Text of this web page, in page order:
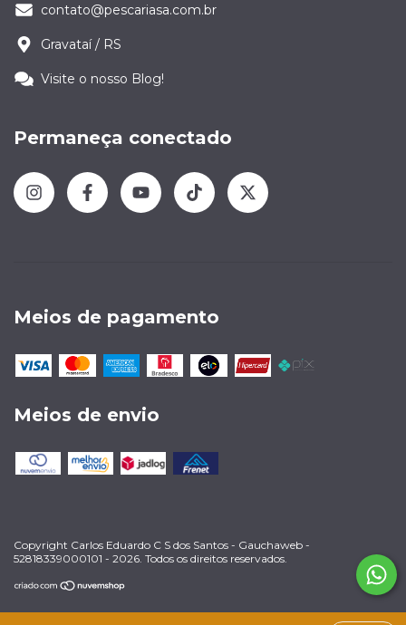
contato@pescariasa.com.br
Gravataí / RS
Visite o nosso Blog!
Permaneça conectado
Meios de pagamento
Meios de envio
Copyright Carlos Eduardo C S dos Santos - Gauchaweb -
52818339000101 - 2026. Todos os direitos reservados.